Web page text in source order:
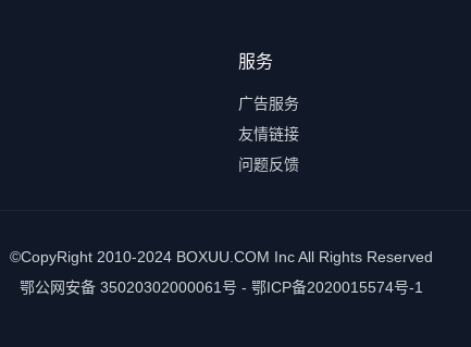
服务
广告服务
友情链接
问题反馈
©CopyRight 2010-2024 BOXUU.COM Inc All Rights Reserved
鄂公网安备 35020302000061号 - 鄂ICP备2020015574号-1